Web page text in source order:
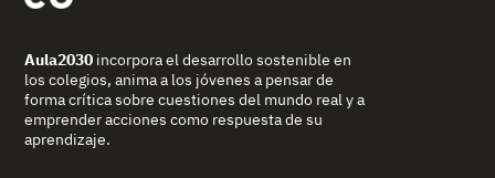
Aula2030 incorpora el desarrollo sostenible en
los colegios, anima a los jóvenes a pensar de
forma crítica sobre cuestiones del mundo real y a
emprender acciones como respuesta de su
aprendizaje.